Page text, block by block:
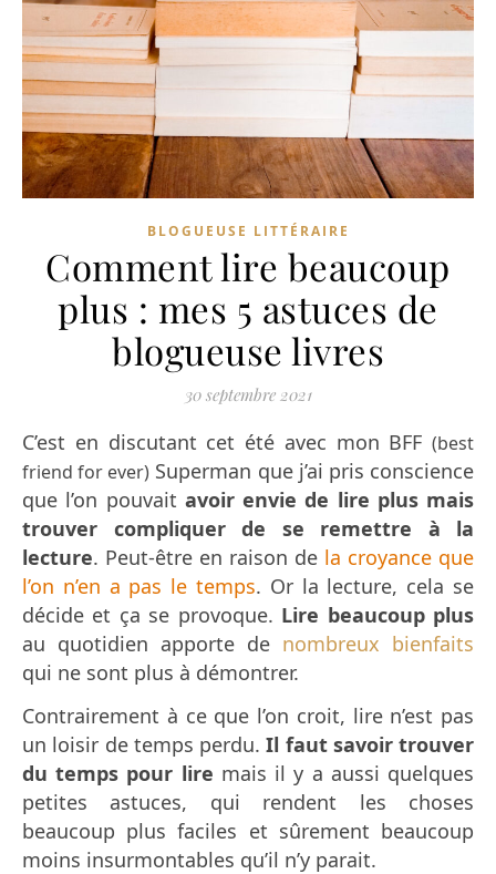
BLOGUEUSE LITTÉRAIRE
Comment lire beaucoup
plus : mes 5 astuces de
blogueuse livres
30 septembre 2021
C’est en discutant cet été avec mon BFF (best
friend for ever) Superman que j’ai pris conscience
que l’on pouvait avoir envie de lire plus mais
trouver compliquer de se remettre à la
lecture. Peut-être en raison de la croyance que
l’on n’en a pas le temps. Or la lecture, cela se
décide et ça se provoque. Lire beaucoup plus
au quotidien apporte de nombreux bienfaits
qui ne sont plus à démontrer.
Contrairement à ce que l’on croit, lire n’est pas
un loisir de temps perdu.Il faut savoir trouver
du temps pour lire mais il y a aussi quelques
petites astuces, qui rendent les choses
beaucoup plus faciles et sûrement beaucoup
moins insurmontables qu’il n’y parait.